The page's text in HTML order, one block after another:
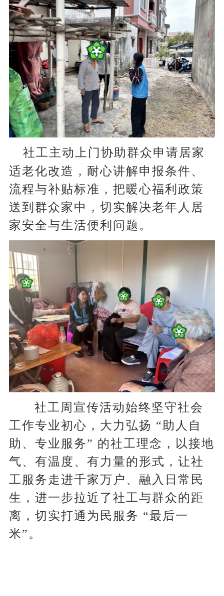
社工主动上门协助群众申请居家
适老化改造，耐心讲解申报条件、
流程与补贴标准，把暖心福利政策
送到群众家中，切实解决老年人居
家安全与生活便利问题。
社工周宣传活动始终坚守社会
工作专业初心，大力弘扬 “助人自
助、专业服务” 的社工理念，以接地
气、有温度、有力量的形式，让社
工服务走进千家万户、融入日常民
生，进一步拉近了社工与群众的距
离，切实打通为民服务 “最后一
米”。